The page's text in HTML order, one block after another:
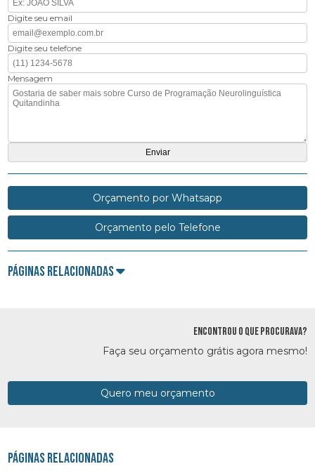
Digite seu email
Digite seu telefone
Mensagem
Orçamento por Whatsapp
Orçamento pelo Telefone
Páginas Relacionadas
ENCONTROU O QUE PROCURAVA?
Faça seu orçamento grátis agora mesmo!
Quero meu orçamento
Páginas Relacionadas